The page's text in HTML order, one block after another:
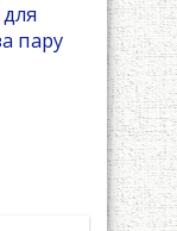
пару